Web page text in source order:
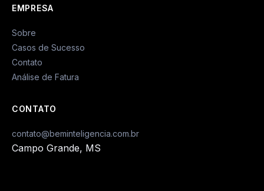
EMPRESA
Sobre
Casos de Sucesso
Contato
Análise de Fatura
CONTATO
contato@beminteligencia.com.br
Campo Grande, MS